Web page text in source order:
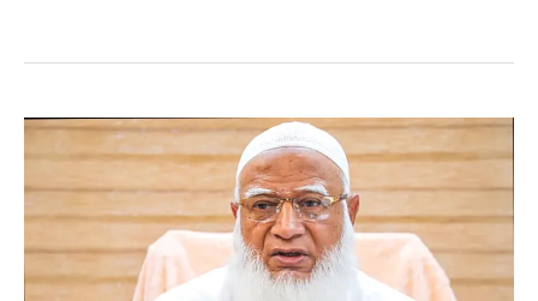
হারাম
কেন
—
প্রশ্ন
তুললেন
জামায়াত